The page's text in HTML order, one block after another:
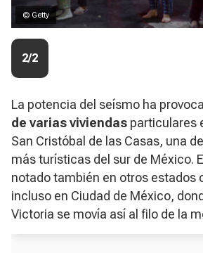
© Getty
2/2
La potencia del seísmo ha
de varias viviendas particulares
San Cristóbal de las Casas, una
más turísticas del sur de México.
notado también en otros estados
incluso en Ciudad de México,
Victoria se movía así al filo de la